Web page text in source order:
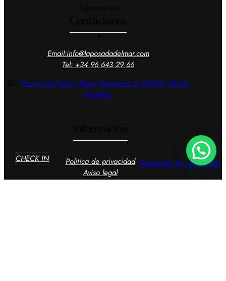
Email:info@laposadadelmar.com
Tel: +34 96 643 29 66
Puerto de Denia, PlaçaDrassanes 2, 03700, Denia,
Alicante.
Politica de privacidad
Aviso legal
CHECK IN Powered by Joinchat